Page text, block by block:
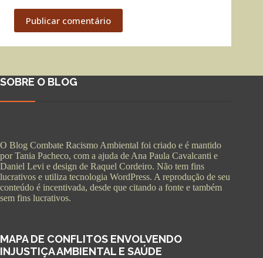
Publicar comentário
SOBRE O BLOG
O Blog Combate Racismo Ambiental foi criado e é mantido
por Tania Pacheco, com a ajuda de Ana Paula Cavalcanti e
Daniel Levi e design de Raquel Cordeiro. Não tem fins
lucrativos e utiliza tecnologia WordPress. A reprodução de seu
conteúdo é incentivada, desde que citando a fonte e também
sem fins lucrativos.
MAPA DE CONFLITOS ENVOLVENDO
INJUSTIÇA AMBIENTAL E SAÚDE